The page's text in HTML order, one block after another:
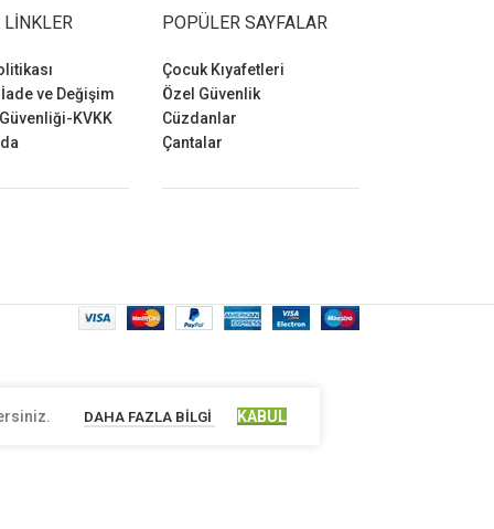
LINKLER
ve Değişim
Güvenliği-KVKK
POPÜLER SAYFALAR
Çocuk Kıyafetleri
Özel Güvenlik
Cüzdanlar
Çantalar
DAHA FAZLA BILGI KABUL